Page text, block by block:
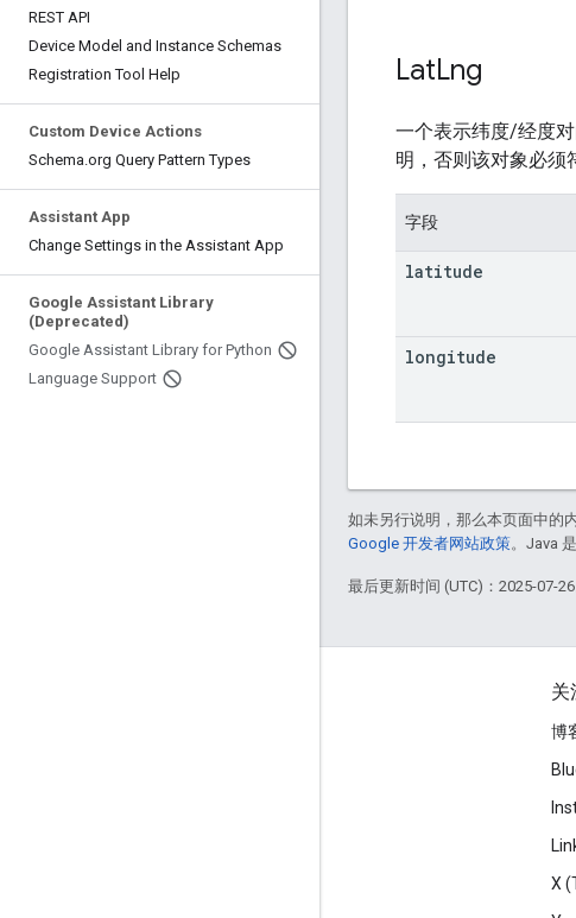
REST API
Device Model and Instance Schemas
Registration Tool Help
Custom Device Actions
Schema.org Query Pattern Types
Assistant App
Change Settings in the Assistant App
Google Assistant Library
(Deprecated)
Google Assistant Library for Python
Language Support
LatLng
一个表示纬度/经度
明，否则该对象必须
字段
latitude
longitude
如未另行说明，那么本页面中的
Google 开发者网站政策。Java
最后更新时间 (UTC)：2025-07-26
关
博
X